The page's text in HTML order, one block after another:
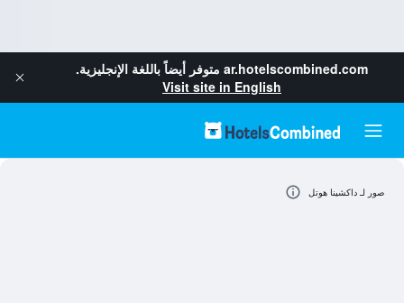
ar.hotelscombined.com متوفر أيضاً باللغة الإنجليزية.
Visit site in English
صور لـ داكشينا هوتل